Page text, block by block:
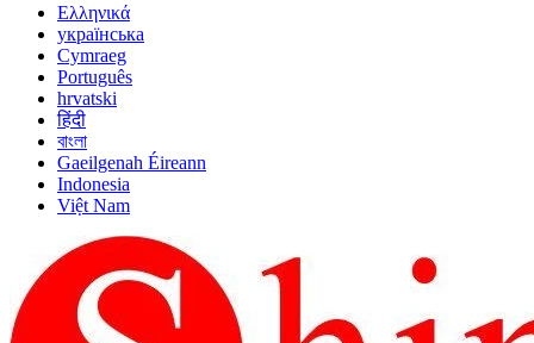
Ελληνικά
українська
Cymraeg
Português
hrvatski
हिंदी
বাংলা
Gaeilgenah Éireann
Indonesia
Việt Nam